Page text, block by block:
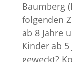
Baumberg
folgenden
ab 8 Jahre
Kinder ab 5
geweckt?